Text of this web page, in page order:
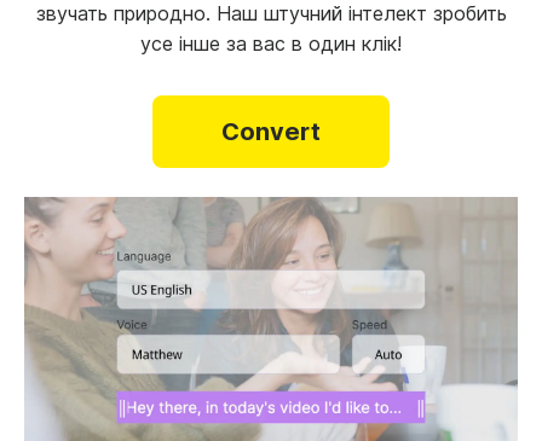
звучать природно. Наш штучний інтелект зробить
усе інше за вас в один клік!
Convert